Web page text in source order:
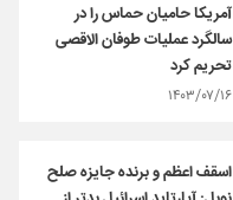
آمریکا حامیان حماس را در
سالگرد عملیات طوفان الاقصی
تحریم کرد
۱۴۰۳/۰۷/۱۶
اسقف اعظم و برنده جایزه صلح